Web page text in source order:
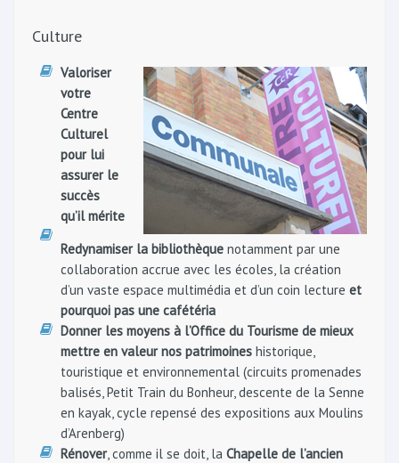
Culture
Valoriser
votre
Centre
Culturel
pour lui
assurer le
succès
qu’il mérite
Redynamiser la bibliothèque notamment par une
collaboration accrue avec les écoles, la création
d’un vaste espace multimédia et d’un coin lectureet
pourquoi pas une cafétéria
Donner les moyens à l’Office du Tourisme de mieux
mettre en valeur nos patrimoines historique,
touristique et environnemental (circuits promenades
balisés, Petit Train du Bonheur, descente de la Senne
en kayak, cycle repensé des expositions aux Moulins
d’Arenberg)
Rénover, comme il se doit, laChapelle de l’ancien